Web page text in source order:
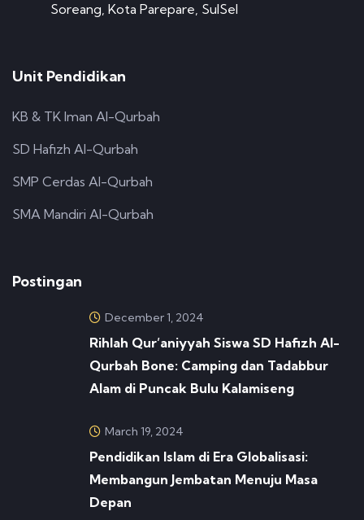
Soreang, Kota Parepare, SulSel
Unit Pendidikan
KB & TK Iman Al-Qurbah
SD Hafizh Al-Qurbah
SMP Cerdas Al-Qurbah
SMA Mandiri Al-Qurbah
Postingan
December 1, 2024
Rihlah Qur’aniyyah Siswa SD Hafizh Al-
Qurbah Bone: Camping dan Tadabbur
Alam di Puncak Bulu Kalamiseng
March 19, 2024
Pendidikan Islam di Era Globalisasi:
Membangun Jembatan Menuju Masa
Depan